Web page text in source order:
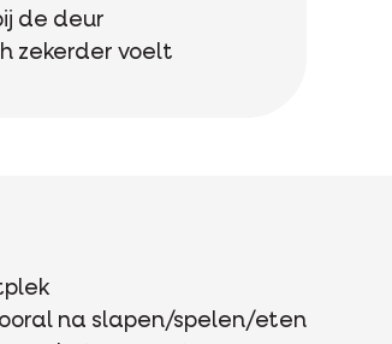
de deur
zekerder voelt
na slapen/spelen/eten